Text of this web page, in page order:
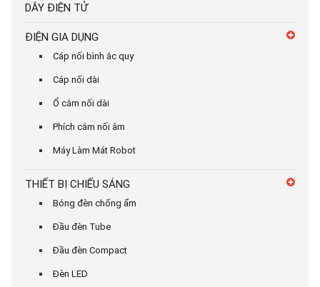
DÂY ĐIỆN TỬ
ĐIỆN GIA DỤNG
Cáp nối bình ắc quy
Cáp nối dài
Ổ cắm nối dài
Phích cắm nối âm
Máy Làm Mát Robot
THIẾT BỊ CHIẾU SÁNG
Bóng đèn chống ẩm
Đầu đèn Tube
Đầu đèn Compact
Đèn LED